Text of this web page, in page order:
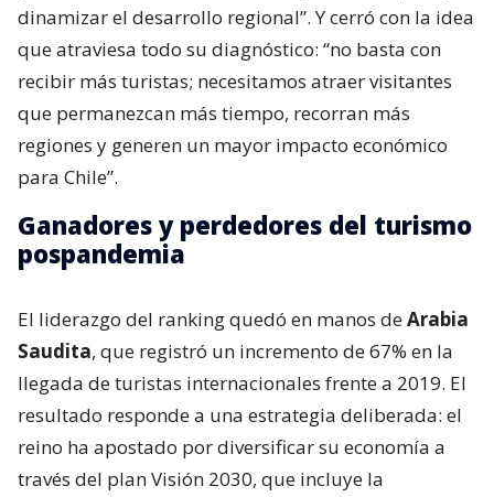
dinamizar el desarrollo regional”. Y cerró con la idea
que atraviesa todo su diagnóstico: “no basta con
recibir más turistas; necesitamos atraer visitantes
que permanezcan más tiempo, recorran más
regiones y generen un mayor impacto económico
para Chile”.
Ganadores y perdedores del turismo
pospandemia
El liderazgo del ranking quedó en manos deArabia
Saudita, que registró un incremento de 67% en la
llegada de turistas internacionales frente a 2019. El
resultado responde a una estrategia deliberada: el
reino ha apostado por diversificar su economía a
través del plan Visión 2030, que incluye la